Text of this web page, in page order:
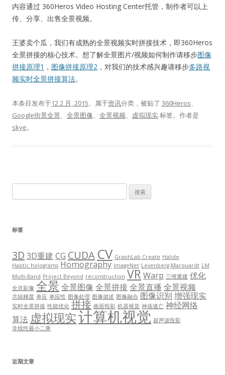
内容通过 360Heros Video Hosting Center托管，制作者可以上
传、分享、出售全景视频。
王婆卖个瓜，我们有成熟的全景视频实时拼接技术，即360Heros
全景拼接的核心技术。想了解全景图片/视频如何制作请移步图像
拼接原理1 ， 图像拼接原理2 ，对我们的技术感兴趣请移步多路视
频实时全景拼接算法。
本条目发布于12 2 月, 2015。属于资讯分类，被贴了 360Heros、
Google街景全景、 全景图像、 全景视频、 虚拟现实标签。 作者是
skye。
索：
标签
3D 3D重建 CG CUDA CV GraphLab Create Halide
Haptic holograms Homography ImageNet Levenberg-Marquardt LM
Multi-Band Project Beyond reconstruction VR Warp 三维重建 优化
全息影像 全景 全景图像 全景拼接全景直播 全景视频
共轭梯度 单应 单应性 图像处理 图像描述 图像融合 图像识别 增强现实
实时全景拼接 性能优化 拼接 曲面投影 机器视觉 神庙逃亡 神经网络
算法 虚拟现实计算机视觉 超声波投影
非线性最小二乘
近期文章